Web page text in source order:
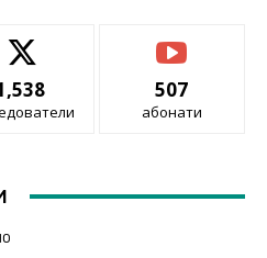
507
абонати